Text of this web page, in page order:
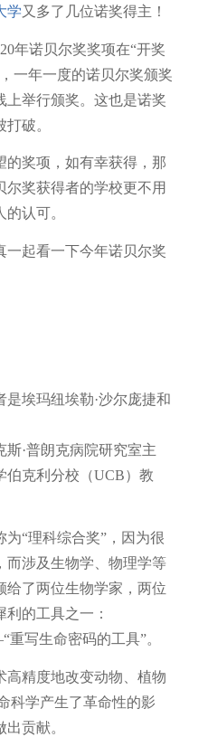
学又多了几位诺奖得主！
年诺贝尔奖奖项在“开奖
一年一度的诺贝尔奖颁奖
上举行颁奖。这也是诺奖
破。
的奖项，如有幸获得，那
奖获得者的学校更不用
认可。
一起看一下今年诺贝尔奖
埃玛纽埃勒·沙尔庞捷和
·普朗克病院研究室主
伯克利分校（UCB）教
“理科综合奖”，因为很
而涉及生物学、物理学等
给了两位生物学家，两位
的工具之一：
写生命密码的工具”。
高精度地改变动物、植物
科学产生了革命性的影
贡献。